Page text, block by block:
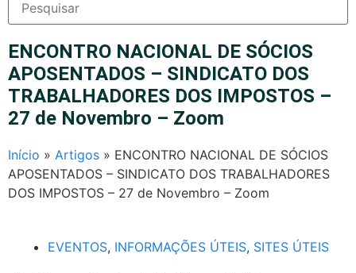
ENCONTRO NACIONAL DE SÓCIOS
APOSENTADOS – SINDICATO DOS
TRABALHADORES DOS IMPOSTOS –
27 de Novembro – Zoom
Início » Artigos » ENCONTRO NACIONAL DE SÓCIOS
APOSENTADOS – SINDICATO DOS TRABALHADORES
DOS IMPOSTOS – 27 de Novembro – Zoom
EVENTOS, INFORMAÇÕES ÚTEIS, SITES ÚTEIS